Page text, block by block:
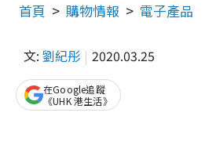
首頁 購物情報 電子產品
文: 劉紀彤 2020.03.25
在Google追蹤
《UHK 港生活》